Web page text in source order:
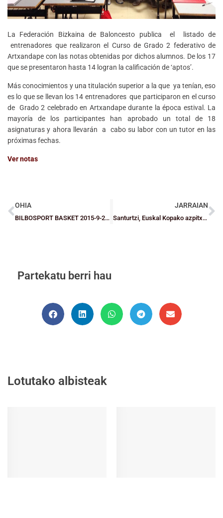
La Federación Bizkaina de Baloncesto publica el listado de
entrenadores que realizaron el Curso de Grado 2 federativo de
Artxandape con las notas obtenidas por dichos alumnos. De los 17
que se presentaron hasta 14 logran la calificación de ‘aptos’.
Más conocimientos y una titulación superior a la que ya tenían, eso
es lo que se llevan los 14 entrenadores que participaron en el curso
de Grado 2 celebrado en Artxandape durante la época estival. La
mayoría de los participantes han aprobado un total de 18
asignaturas y ahora llevarán a cabo su labor con un tutor en las
próximas fechas.
Ver notas
OHIA
BILBOSPORT BASKET 2015-9-21 Telebilbao
JARRAIAN
Santurtzi, Euskal Kopako azpitxapeldun
Partekatu berri hau
Lotutako albisteak